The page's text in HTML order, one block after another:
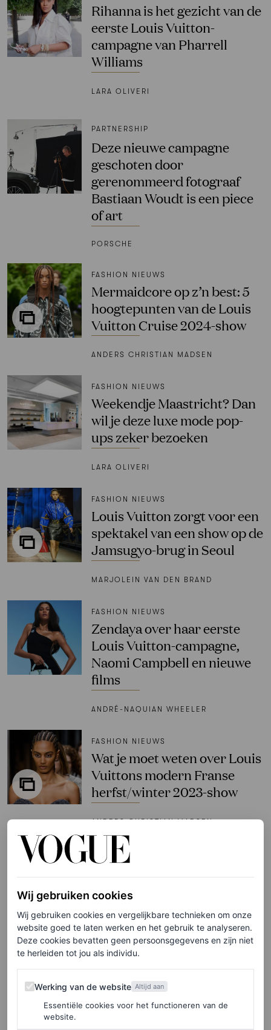
Rihanna is het gezicht van de
eerste Louis Vuitton-
campagne van Pharrell
Williams
LARA OLIVERI
PARTNERSHIP
Deze nieuwe campagne
geschoten door
gerenommeerd fotograaf
Bastiaan Woudt is een piece
of art
PORSCHE
FASHION NIEUWS
Mermaidcore op z’n best: 5
hoogtepunten van de Louis
Vuitton Cruise 2024-show
ANDERS CHRISTIAN MADSEN
FASHION NIEUWS
Weekendje Maastricht? Dan
wil je deze luxe mode pop-
ups zeker bezoeken
LARA OLIVERI
FASHION NIEUWS
Louis Vuitton zorgt voor een
spektakel van een show op de
Jamsugyo-brug in Seoul
MARJOLEIN VAN DEN BRAND
FASHION NIEUWS
Zendaya over haar eerste
Louis Vuitton-campagne,
Naomi Campbell en nieuwe
films
ANDRÉ-NAQUIAN WHEELER
FASHION NIEUWS
Wat je moet weten over Louis
Vuittons modern Franse
herfst/winter 2023-show
ANDERS CHRISTIAN MADSEN
CELEBRITY
Zendaya gaat voor ultrakorte
shorts in de winter bij Louis
Vuitton
ALICE CARY
Een blik op de modecarrière
van Pharrell Williams tot nu
Wij gebruiken cookies
Wij gebruiken cookies en vergelijkbare technieken om onze
website goed te laten werken en het gebruik te analyseren.
Deze cookies bevatten geen persoonsgegevens en zijn niet
te herleiden tot jou als individu.
Werking van de website
Werking van de website Altijd aan
Essentiële cookies voor het functioneren van de
website.